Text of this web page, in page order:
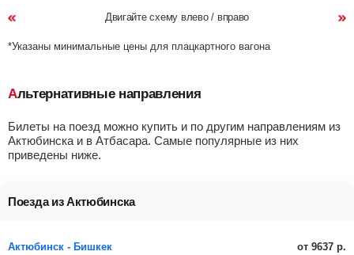
Двигайте схему влево / вправо
*Указаны минимальные цены для плацкартного вагона
Альтернативные направления
Билеты на поезд можно купить и по другим направлениям из
Актюбинска и в Атбасара. Самые популярные из них
приведены ниже.
Поезда из Актюбинска
Актюбинск - Бишкек от 9637 р.